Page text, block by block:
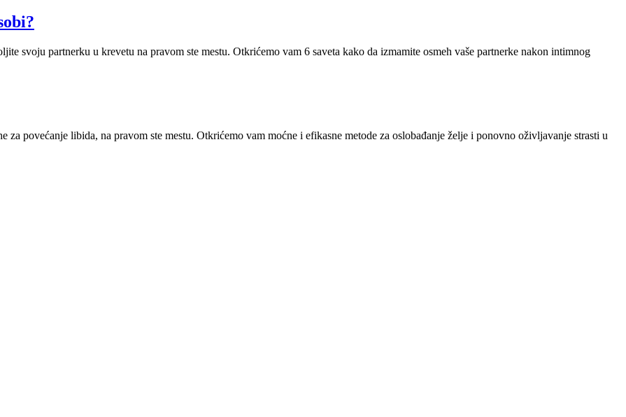
svoju partnerku u krevetu na pravom ste mestu. Otkrićemo vam 6 saveta kako da izmamite osmeh vaše partnerke nakon intimnog
povećanje libida, na pravom ste mestu. Otkrićemo vam moćne i efikasne metode za oslobađanje želje i ponovno oživljavanje strasti u